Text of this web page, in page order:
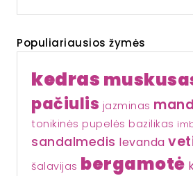
Populiariausios žymės
kedras
pačiulis jazminas
tonikinės pupelės bazilikas
sandalmedis levanda
šalavijas bergamotė